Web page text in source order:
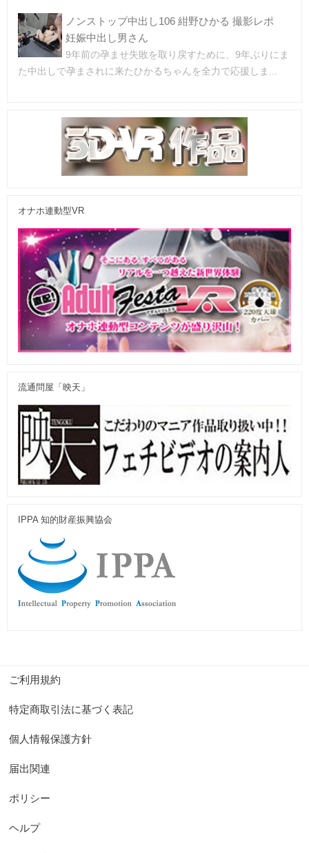
ノンストップ中出し106 紺野ひかる 撮影レポ
妊娠中出し男さん
9年前の孕ませ失敗を取り戻すために、9年ぶりにま
た中出しで孕まされに来たひかるちゃんを全力で応援しま...
オナホ連動型VR
流通問屋「映天」
IPPA 知的財産振興協会
ご利用規約
特定商取引法に基づく表記
個人情報保護方針
届出関連
ポリシー
ヘルプ